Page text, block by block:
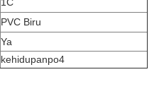
PVC Biru
Ya
kehidupanpo4